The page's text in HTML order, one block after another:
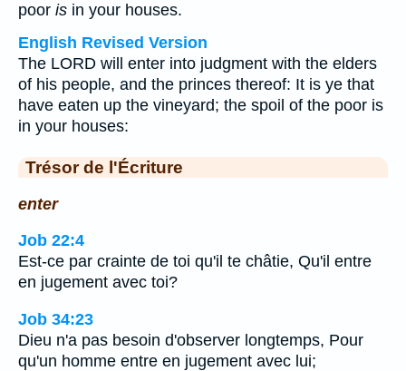
poor is in your houses.
English Revised Version
The LORD will enter into judgment with the elders
of his people, and the princes thereof: It is ye that
have eaten up the vineyard; the spoil of the poor is
in your houses:
Trésor de l'Écriture
enter
Job 22:4
Est-ce par crainte de toi qu'il te châtie, Qu'il entre
en jugement avec toi?
Job 34:23
Dieu n'a pas besoin d'observer longtemps, Pour
qu'un homme entre en jugement avec lui;